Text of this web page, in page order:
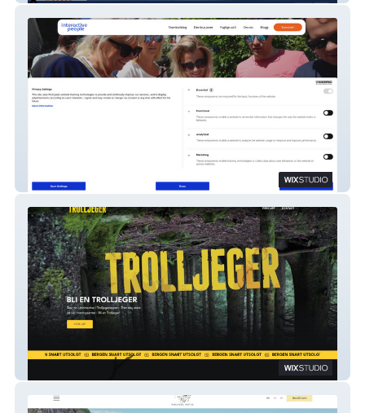
Interactive People